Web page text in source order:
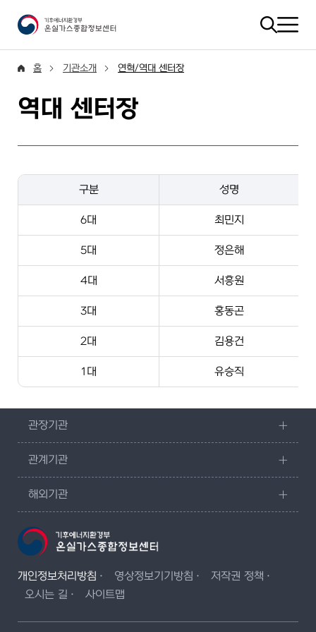
홈 기관소개 연혁/역대 센터장
역대 센터장
구분 성명
6대 최민지
5대 정은해
4대 서흥원
3대 홍동곤
2대 김용건
1대 유승직
관장기관
관계기관
해외기관
개인정보처리방침 영상정보기기방침
저작권 정책
오시는 길
사이트맵